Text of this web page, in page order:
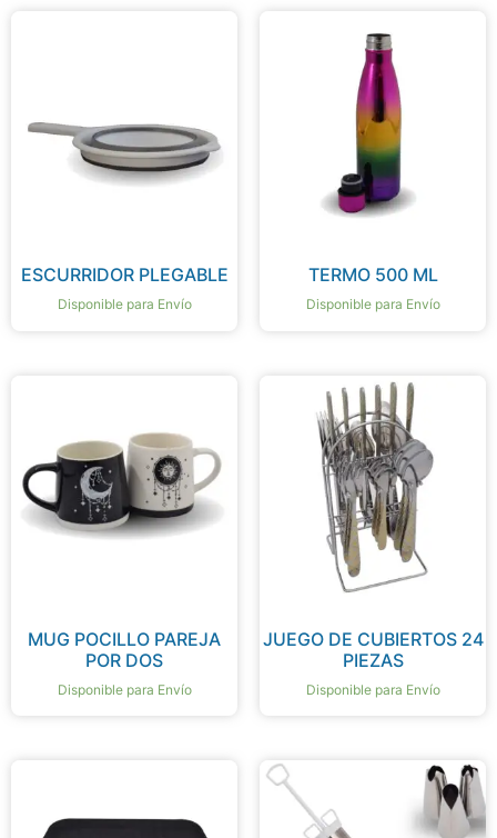
ESCURRIDOR PLEGABLE
Disponible para Envío
TERMO 500 ML
Disponible para Envío
MUG POCILLO PAREJA
POR DOS
Disponible para Envío
JUEGO DE CUBIERTOS 24
PIEZAS
Disponible para Envío